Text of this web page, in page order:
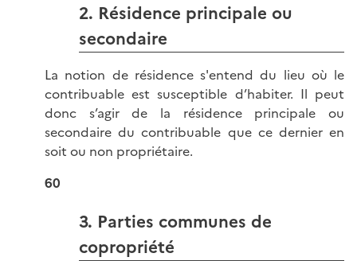
2. Résidence principale ou
secondaire
La notion de résidence s'entend du lieu où le
contribuable est susceptible d’habiter. Il peut
donc s’agir de la résidence principale ou
secondaire du contribuable que ce dernier en
soit ou non propriétaire.
60
3. Parties communes de
copropriété